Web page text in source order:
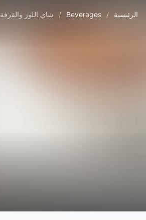
الرئيسية /
Beverages
/ شاي اللوز والقرفة